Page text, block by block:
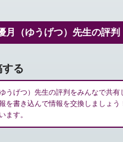
月（ゆうげつ）先生の評判
する
うげつ）先生の評判をみんなで共
を書き込んで情報を交換しましょ
ます。